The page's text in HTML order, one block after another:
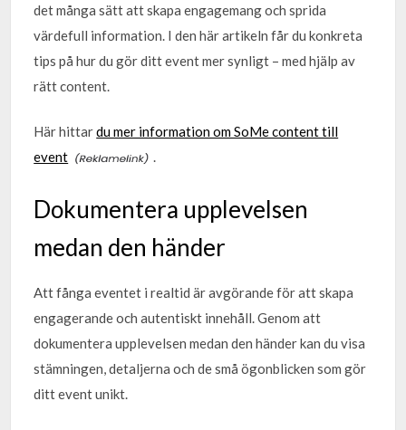
det många sätt att skapa engagemang och sprida
värdefull information. I den här artikeln får du konkreta
tips på hur du gör ditt event mer synligt – med hjälp av
rätt content.
Här hittardu mer information om SoMe content till
event
.
Dokumentera upplevelsen
medan den händer
Att fånga eventet i realtid är avgörande för att skapa
engagerande och autentiskt innehåll. Genom att
dokumentera upplevelsen medan den händer kan du visa
stämningen, detaljerna och de små ögonblicken som gör
ditt event unikt.